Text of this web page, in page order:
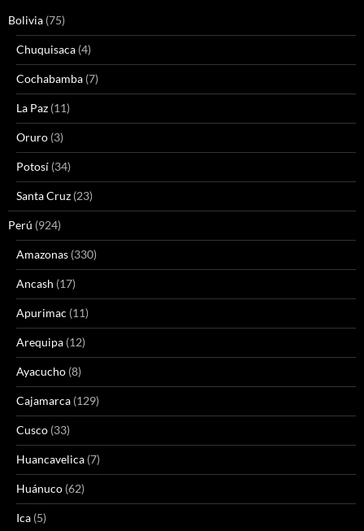
Bolivia (75)
Chuquisaca (4)
Cochabamba (7)
La Paz (11)
Oruro (3)
Potosí (34)
Santa Cruz (23)
Perú (924)
Amazonas (330)
Ancash (17)
Apurimac (11)
Arequipa (12)
Ayacucho (8)
Cajamarca (129)
Cusco (33)
Huancavelica (7)
Huánuco (62)
Ica (5)